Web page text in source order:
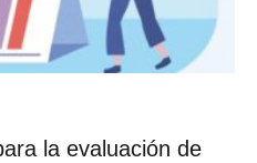
la evaluación de